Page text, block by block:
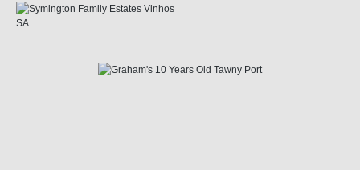
Bildergalerie überspringen